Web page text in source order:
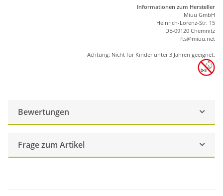
Informationen zum Hersteller
Miuu GmbH
Heinrich-Lorenz-Str. 15
DE-09120 Chemnitz
fts@miuu.net
Achtung: Nicht für Kinder unter 3 Jahren geeignet.
Bewertungen
Frage zum Artikel